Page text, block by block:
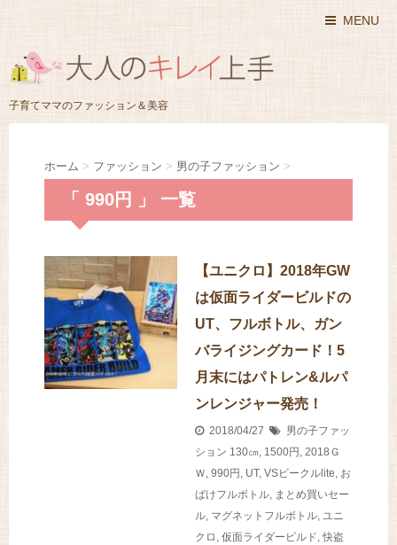
MENU
子育てママのファッション＆美容
ホーム > ファッション > 男の子ファッション >
「 990円 」 一覧
【ユニクロ】2018年GW
は仮面ライダービルドの
UT、フルボトル、ガン
バライジングカード！5
月末にはパトレン&ルパ
ンレンジャー発売！
2018/04/27
男の子ファッ
ション 130㎝, 1500円 , 2018Ｇ
Ｗ, 990円 , UT, VSビークルlite, お
ばけフルボトル, まとめ買いセー
ル, マグネットフルボトル, ユニ
クロ , 仮面ライダービルド,快盗